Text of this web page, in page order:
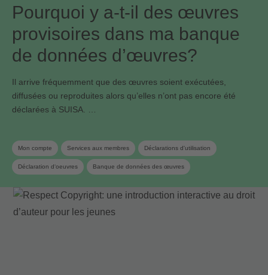
Pourquoi y a-t-il des œuvres
provisoires dans ma banque
de données d’œuvres?
Il arrive fréquemment que des œuvres soient exécutées,
diffusées ou reproduites alors qu’elles n’ont pas encore été
déclarées à SUISA. …
Mon compte Services aux membres Déclarations d'utilisation
Déclaration d‘oeuvres Banque de données des œuvres